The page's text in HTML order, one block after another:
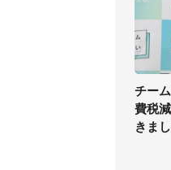
チー
費税
きま